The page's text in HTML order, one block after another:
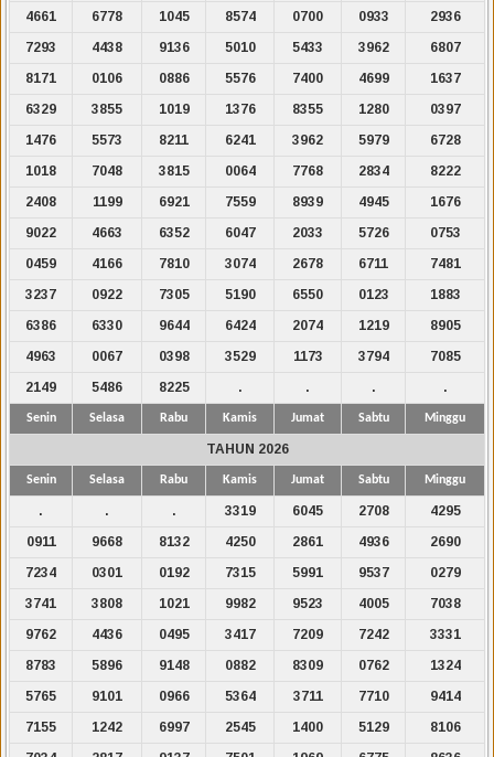
4661
6778 1045 8574 0700 0933
2936
7293
4438 9136 5010 5433 3962
6807
8171
0106 0886 5576 7400 4699
1637
6329
3855 1019 1376 8355 1280
0397
1476
5573 8211 6241 3962 5979
6728
1018
7048 3815 0064 7768 2834
8222
2408
1199 6921 7559 8939 4945
1676
9022
4663 6352 6047 2033 5726
0753
0459
4166 7810 3074 2678 6711
7481
3237
0922 7305 5190 6550 0123
1883
6386
6330 9644 6424 2074 1219
8905
4963
0067 0398 3529 1173 3794
7085
2149
5486 8225 . . . .
Senin Selasa Rabu Kamis Jumat Sabtu Minggu
TAHUN 2026
Senin Selasa Rabu Kamis Jumat Sabtu Minggu
. . . 3319 6045 2708
4295
0911
9668 8132 4250 2861 4936
2690
7234
0301 0192 7315 5991 9537
0279
3741
3808 1021 9982 9523 4005
7038
9762
4436 0495 3417 7209 7242
3331
8783
5896 9148 0882 8309 0762
1324
5765
9101 0966 5364 3711 7710
9414
7155
1242 6997 2545 1400 5129
8106